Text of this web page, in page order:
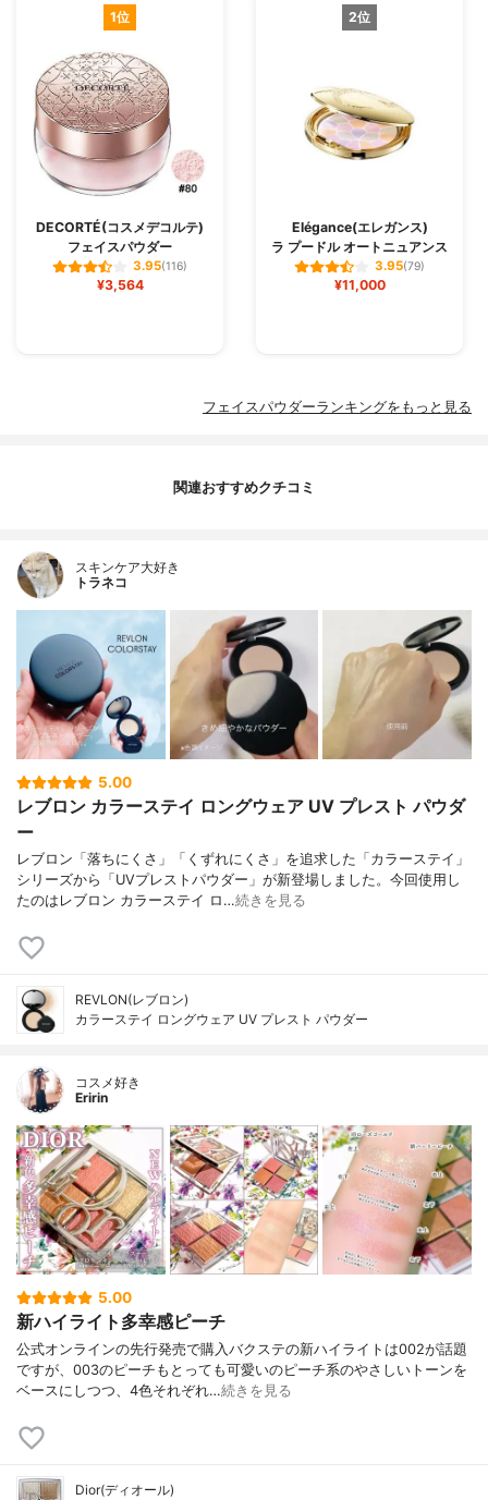
1位
DECORTÉ(コスメデコルテ)
フェイスパウダー
3.95(116)
¥3,564
2位
Elégance(エレガンス)
ラ プードル オートニュアンス
3.95(79)
¥11,000
フェイスパウダーランキングをもっと見る
関連おすすめクチコミ
スキンケア大好き
トラネコ
5.00
レブロン カラーステイ ロングウェア UV プレスト パウダ
ー
レブロン「落ちにくさ」「くずれにくさ」を追求した「カラーステイ」
シリーズから「UVプレストパウダー」が新登場しました。今回使用し
たのはレブロン カラーステイ ロ…続きを見る
REVLON(レブロン)
カラーステイ ロングウェア UV プレスト パウダー
コスメ好き
Eririn
5.00
新ハイライト多幸感ピーチ
公式オンラインの先行発売で購入バクステの新ハイライトは002が話題
ですが、003のピーチもとっても可愛いのピーチ系のやさしいトーンを
ベースにしつつ、4色それぞれ…続きを見る
Dior(ディオール)